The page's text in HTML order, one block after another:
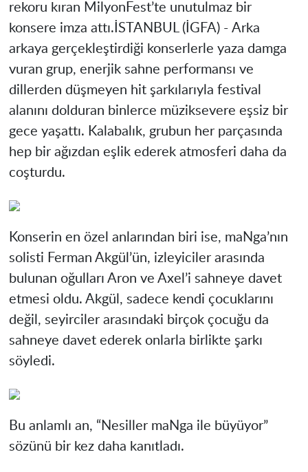
rekoru kıran MilyonFest’te unutulmaz bir
konsere imza attı. İSTANBUL (İGFA) - Arka
arkaya gerçekleştirdiği konserlerle yaza damga
vuran grup, enerjik sahne performansı ve
dillerden düşmeyen hit şarkılarıyla festival
alanını dolduran binlerce müziksevere eşsiz bir
gece yaşattı. Kalabalık, grubun her parçasında
hep bir ağızdan eşlik ederek atmosferi daha da
coşturdu.
Konserin en özel anlarından biri ise, maNga’nın
solisti Ferman Akgül’ün, izleyiciler arasında
bulunan oğulları Aron ve Axel’i sahneye davet
etmesi oldu. Akgül, sadece kendi çocuklarını
değil, seyirciler arasındaki birçok çocuğu da
sahneye davet ederek onlarla birlikte şarkı
söyledi.
Bu anlamlı an, “Nesiller maNga ile büyüyor”
sözünü bir kez daha kanıtladı.